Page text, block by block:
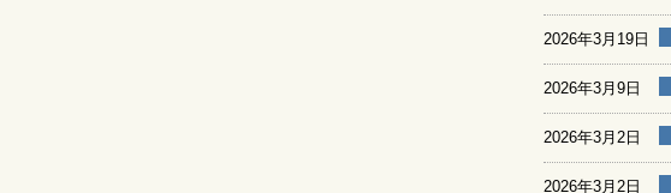
2026年3月19日
2026年3月9日
2026年3月2日
2026年3月2日